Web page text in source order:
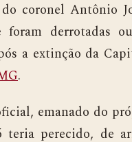
coronel Antônio
foram derrotadas
a extinção da
.
emanado do
perecido, de